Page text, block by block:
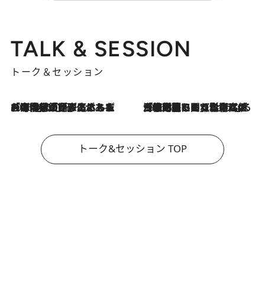
TALK & SESSION
トーク＆セッション
2026.8.3
「今後値上げがあるとすれば…」「リスクがあるのは今年の冬」エネルギー専門家が語る、ホルムズ海峡封鎖が家庭にもたらす“ある心配” 2026.8.3
「住宅建てられない…」「サーチャージ料の高値が続いている」ホルムズ海峡封鎖による影響はいつまで続く？《エネルギー専門家に聞く“どうなる日本の暮らし”》
トーク&セッション TOP